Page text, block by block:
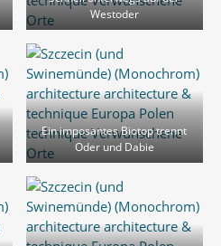
Westoder
Ein imposantes Biotop trennt
Oder und Dabie